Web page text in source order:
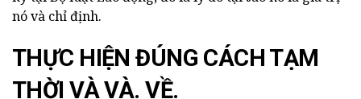
nó và chỉ định.
THỰC HIỆN ĐÚNG CÁCH TẠM
THỜI VÀ VÀ. VỀ.